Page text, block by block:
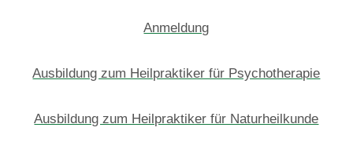
Anmeldung
Ausbildung zum Heilpraktiker für Psychotherapie
Ausbildung zum Heilpraktiker für Naturheilkunde